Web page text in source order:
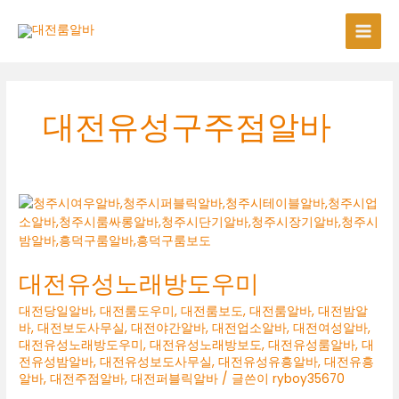
대전유성구주점알바
대전유성노래방도우미
대전당일알바,대전룸도우미,대전룸보도,대전룸알바,대전밤알
바,대전보도사무실,대전야간알바,대전업소알바,대전여성알바,
대전유성노래방도우미,대전유성노래방보도,대전유성룸알바,대
전유성밤알바,대전유성보도사무실,대전유성유흥알바,대전유흥
알바,대전주점알바,대전퍼블릭알바 / 글쓴이ryboy35670